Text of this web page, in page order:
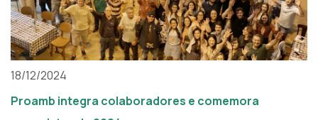
18/12/2024
Proamb integra colaboradores e comemora